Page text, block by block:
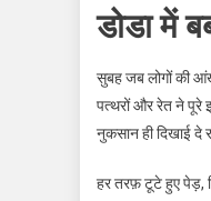
डोडा में
सुबह जब लोगों की
पत्थरों और रेत ने पूरे
नुकसान ही दिखाई दे
हर तरफ़ टूटे हुए पेड़,